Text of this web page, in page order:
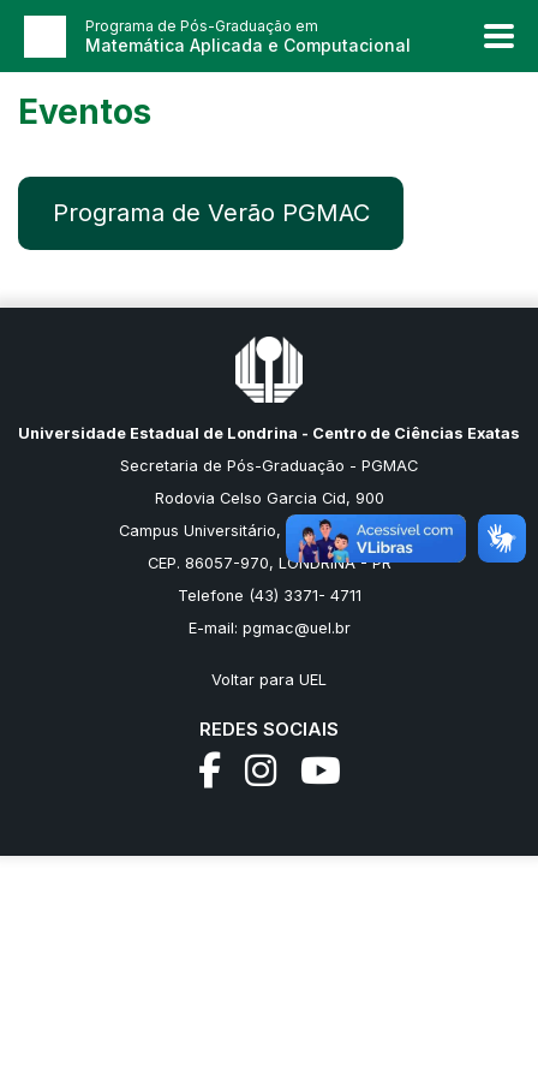
Programa de Pós-Graduação em
Matemática Aplicada e Computacional
Eventos
Programa de Verão PGMAC
Universidade Estadual de Londrina - Centro de Ciências Exatas
Secretaria de Pós-Graduação - PGMAC
Rodovia Celso Garcia Cid, 900
Campus Universitário, Caixa Postal 10011
CEP. 86057-970, LONDRINA - PR
Telefone (43) 3371- 4711
E-mail: pgmac@uel.br
Voltar para UEL
REDES SOCIAIS